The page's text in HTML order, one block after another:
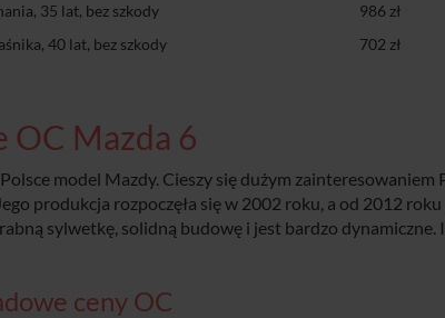
35 lat, bez szkody
986 zł
40 lat, bez szkody
702 zł
OC Mazda 6
model Mazdy. Cieszy się dużym
produkcja rozpoczęła się w 2002 roku, a od 2012
sylwetkę, solidną budowę i jest bardzo
ceny OC